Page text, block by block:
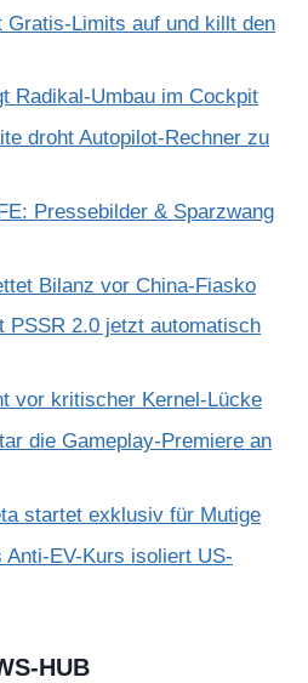
Gratis-Limits auf und killt den
Radikal-Umbau im Cockpit
droht Autopilot-Rechner zu
Pressebilder & Sparzwang
Bilanz vor China-Fiasko
PSSR 2.0 jetzt automatisch
vor kritischer Kernel-Lücke
die Gameplay-Premiere an
startet exklusiv für Mutige
Anti-EV-Kurs isoliert US-
HUB